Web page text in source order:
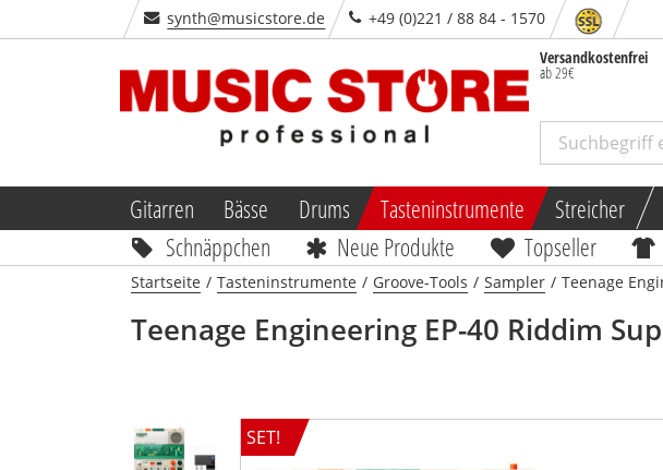
synth@musicstore.de +49 (0)221 / 88 84 - 1570
Versandkostenfrei
ab 29€
Gitarren Bässe Drums Tasteninstrumente Streicher
Schnäppchen
Neue Produkte Topseller
Startseite / Tasteninstrumente / Groove-Tools / Sampler / Teenage
Teenage Engineering EP-40 Riddim
SET!